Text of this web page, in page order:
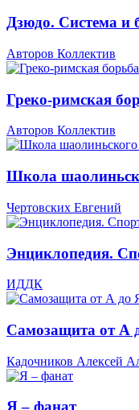
Дзюдо. Система и
Авторов Коллектив
Греко-римская
Авторов Коллектив
Школа
Чертовских Евгений
Энциклопедия.
ИДДК
Самозащита от А
Кадочников Алексей